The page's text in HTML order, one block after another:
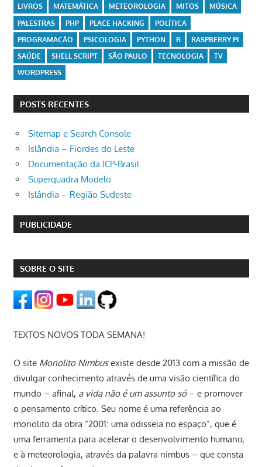
LIVROS
MATEMÁTICA METEOROLOGIA MITOS
MÚSICA
PALESTRAS
PHP PLACE HACKING
POLÍTICA
PROGRAMAÇÃO
PSICOLOGIA PYTHON R
RASPBERRY PI
SAÚDE
SHELL SCRIPT SÃO PAULO TECNOLOGIA
TV
WORDPRESS
POSTS RECENTES
Sitemap e Search Console
Islândia – Fiordes do Leste
Documentação da ICP-Brasil
Superquadra Modelo
Islândia – Região Sudeste
PUBLICIDADE
SOBRE O SITE
TEXTOS NOVOS TODA SEMANA!
O site Monolito Nimbusexiste desde 2013 com a missão de
divulgar conhecimento através de uma visão científica do
mundo – afinal, a vida não é um assunto só– e promover
o pensamento crítico. Seu nome é uma referência ao
monolito da obra “2001: uma odisseia no espaço”, que é
uma ferramenta para acelerar o desenvolvimento humano,
e à meteorologia, através da palavra nimbus – que consta